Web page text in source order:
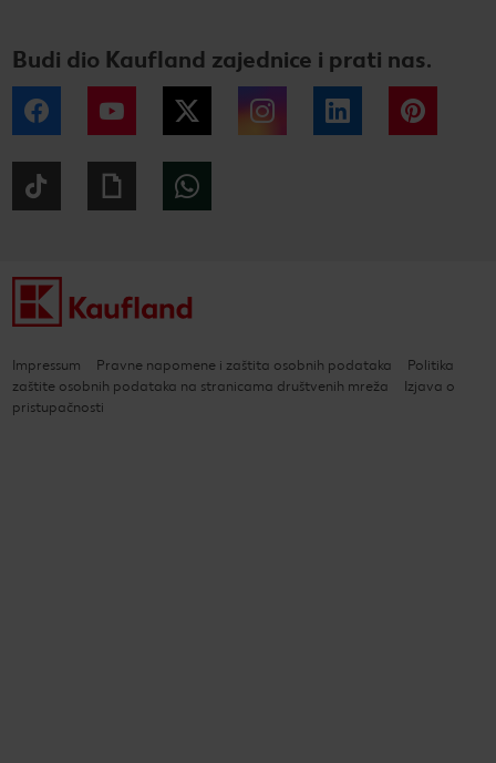
Budi dio Kaufland zajednice i prati nas.
Facebook YouTube Twitter Instagram LinkedIn
Giphy
Impressum Pravne napomene i zaštita osobnih podataka
Politika
zaštite osobnih podataka na stranicama društvenih mreža
Izjava o
pristupačnosti